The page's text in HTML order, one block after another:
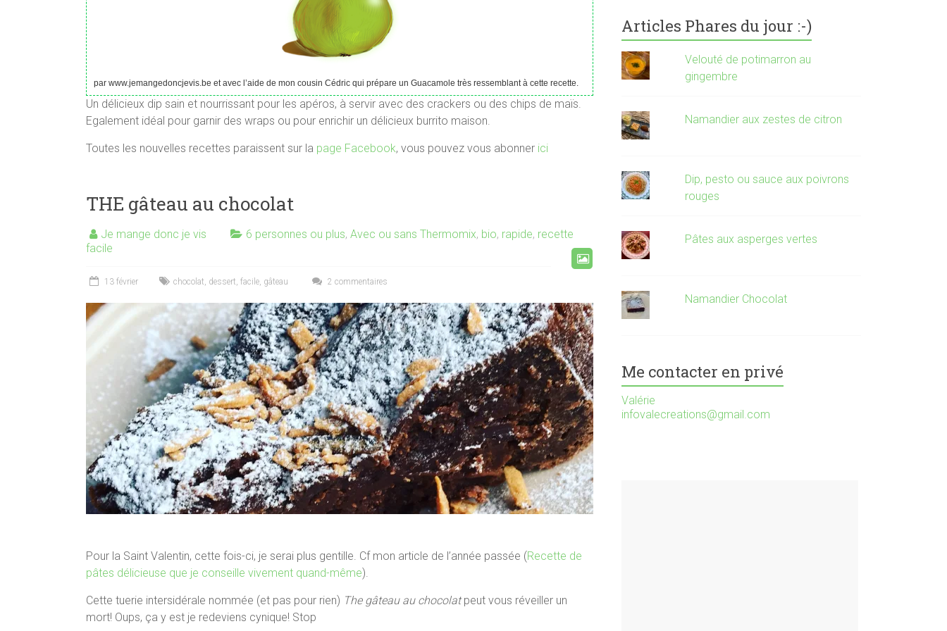
par www.jemangedoncjevis.be et avec l’aide de mon cousin Cédric qui prépare un Guacamole très ressemblant à cette recette.
Un délicieux dip sain et nourrissant pour les apéros, à servir avec des crackers ou des chips de maïs.
Egalement idéal pour garnir des wraps ou pour enrichir un délicieux burrito maison.
Toutes les nouvelles recettes paraissent sur la page Facebook, vous pouvez vous abonner ici
THE gâteau au chocolat
Je mange donc je vis 6 personnes ou plus, Avec ou sans Thermomix, bio, rapide, recette
facile
13 février chocolat, dessert, facile, gâteau 2 commentaires
Pour la Saint Valentin, cette fois-ci, je serai plus gentille. Cf mon article de l’année passée (Recette de
pâtes délicieuse que je conseille vivement quand-même).
Cette tuerie intersidérale nommée (et pas pour rien) The gâteau au chocolatpeut vous réveiller un
mort! Oups, ça y est je redeviens cynique! Stop
Articles Phares du jour :-)
Velouté de potimarron au
gingembre
Namandier aux zestes de citron
Dip, pesto ou sauce aux poivrons
rouges
Pâtes aux asperges vertes
Namandier Chocolat
Me contacter en privé
Valérie
infovalecreations@gmail.com